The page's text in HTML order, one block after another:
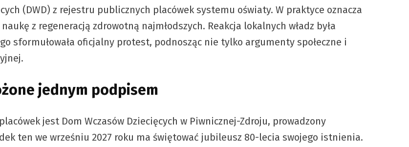
(DWD) z rejestru publicznych placówek systemu oświaty. W praktyce oznacza
z regeneracją zdrowotną najmłodszych. Reakcja lokalnych władz była
sformułowała oficjalny protest, podnosząc nie tylko argumenty społeczne i
jednym podpisem
jest Dom Wczasów Dziecięcych w Piwnicznej-Zdroju, prowadzony
ten we wrześniu 2027 roku ma świętować jubileusz 80-lecia swojego istnienia.